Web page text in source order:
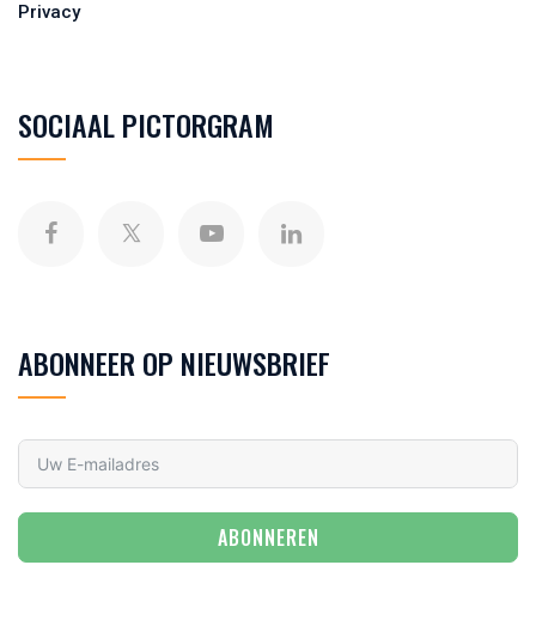
Privacy
SOCIAAL PICTORGRAM
ABONNEER OP NIEUWSBRIEF
ABONNEREN